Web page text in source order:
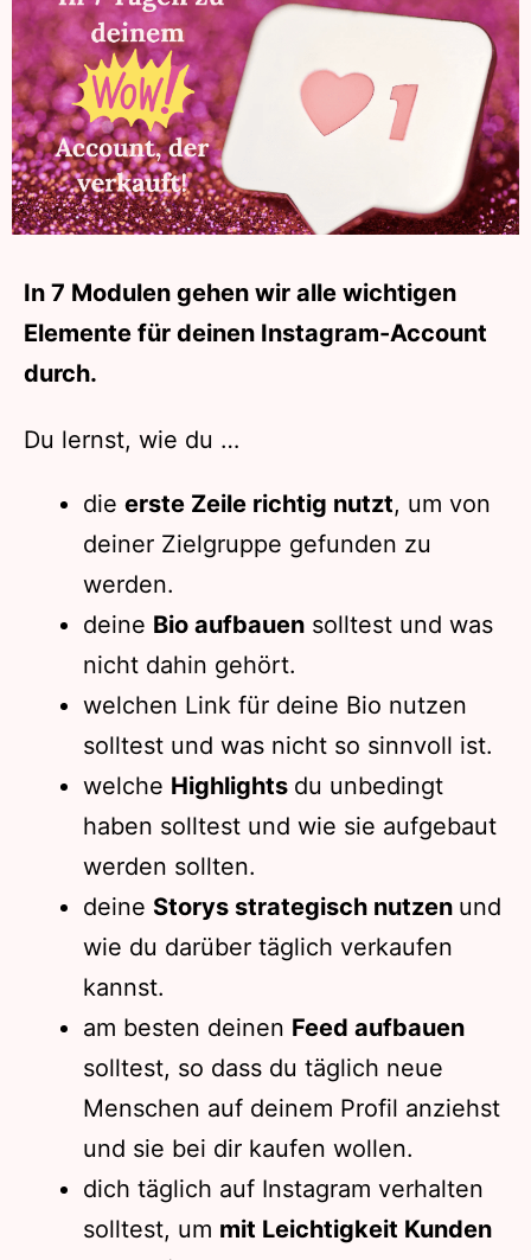
In 7 Modulen gehen wir alle wichtigen
Elemente für deinen Instagram-Account
durch.
Du lernst, wie du …
die erste Zeile richtig nutzt, um von
deiner Zielgruppe gefunden zu
werden.
deine Bio aufbauen solltest und was
nicht dahin gehört.
welchen Link für deine Bio nutzen
solltest und was nicht so sinnvoll ist.
welche Highlights du unbedingt
haben solltest und wie sie aufgebaut
werden sollten.
deine Storys strategisch nutzen und
wie du darüber täglich verkaufen
kannst.
am besten deinen Feed aufbauen
solltest, so dass du täglich neue
Menschen auf deinem Profil anziehst
und sie bei dir kaufen wollen.
dich täglich auf Instagram verhalten
solltest, um mit Leichtigkeit Kunden